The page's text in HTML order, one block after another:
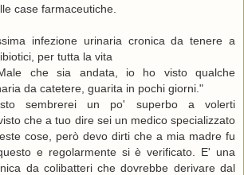
case farmaceutiche.
infezione urinaria cronica da tenere a
per tutta la vita
che sia andata, io ho visto qualche
da catetere, guarita in pochi giorni."
sembrerei un po' superbo a volerti
che a tuo dire sei un medico specializzato
cose, però devo dirti che a mia madre fu
e regolarmente si è verificato. E' una
da colibatteri che dovrebbe derivare dal